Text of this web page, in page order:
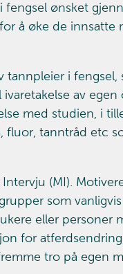
fengsel ønsket
å øke de innsatte
tannpleier i fengsel,
av egen
med studien, i
fluor, tanntråd etc
(MI).
som vanligvis
eller personer
for
tro på egen